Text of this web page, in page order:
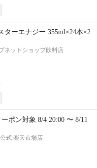
ターエナジー 355ml×24本×2
ネットショップ飲料店
ポン対象 8/4 20:00 〜 8/11
式 楽天市場店